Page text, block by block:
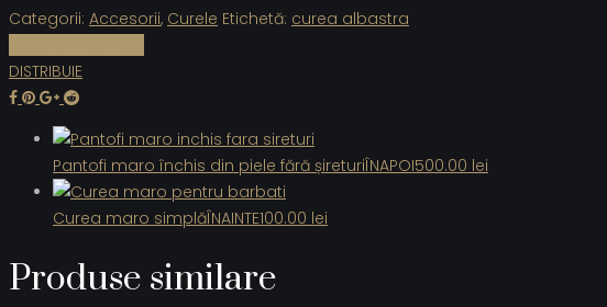
Categorii: Accesorii, Curele Etichetă: curea albastra
DISTRIBUIE
Pantofi maro închis din piele fără șireturiÎNAPOI500.00 lei
Curea maro simplăÎNAINTE100.00 lei
Produse similare